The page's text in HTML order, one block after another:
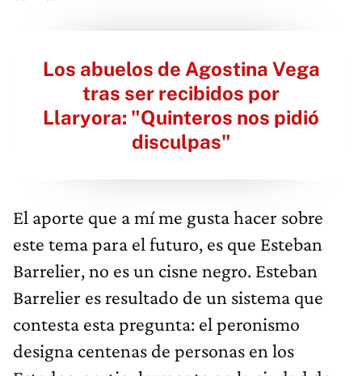
tras ser recibidos por
Llaryora: "Quinteros nos pidió
disculpas"
este tema para el futuro, es que Esteban
Barrelier, no es un cisne negro. Esteban
Barrelier es resultado de un sistema que
contesta esta pregunta: el peronismo
designa centenas de personas en los
Estados, particularmente en la ciudad de